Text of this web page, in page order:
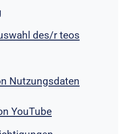
des/r teos
Nutzungsdaten
YouTube